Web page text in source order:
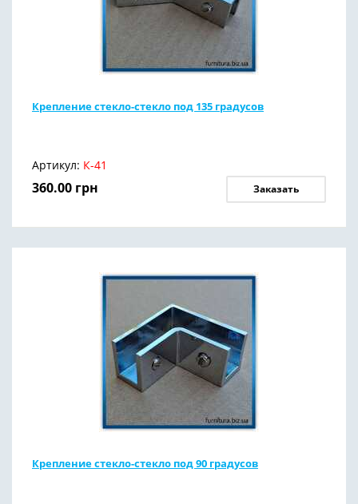
Крепление стекло-стекло под 135 градусов
Артикул: К-41
360.00 грн Заказать
Крепление стекло-стекло под 90 градусов